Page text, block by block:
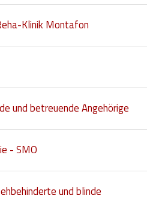
Klinik Montafon
und betreuende Angehörige
- SMO
und blinde